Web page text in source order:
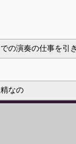
の演奏の仕事を引
なの